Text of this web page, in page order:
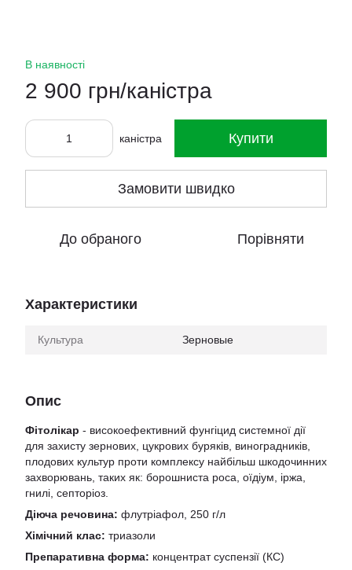
В наявності
2 900 грн/каністра
каністра Купити
Замовити швидко
До обраного Порівняти
Характеристики
Культура Зерновые
Опис
Фітолікар - високоефективний фунгіцид системної дії
для захисту зернових, цукрових буряків, виноградників,
плодових культур проти комплексу найбільш шкодочинних
захворювань, таких як: борошниста роса, оїдіум, іржа,
гнилі, септоріоз.
Діюча речовина: флутріафол, 250 г/л
Хімічний клас: триазоли
Препаративна форма: концентрат суспензії (КС)